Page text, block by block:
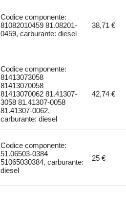
Codice componente:
81082010459 81.08201-
0459, carburante: diesel
38,71 €
Codice componente:
81413073058
81413070058
81413070062 81.41307-
3058 81.41307-0058
81.41307-0062,
carburante: diesel
42,74 €
Codice componente:
51.06503-0384
51065030384, carburante:
diesel
25 €